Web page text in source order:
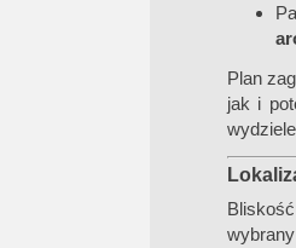
Plan
jak i